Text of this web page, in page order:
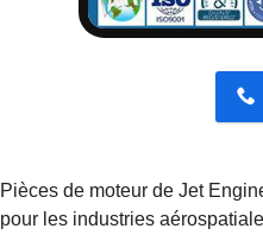
Pièces de moteur de Jet
pour les industries